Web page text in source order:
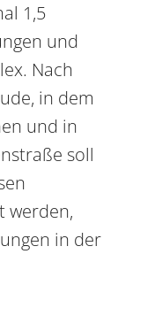
1,5
und
Nach
in dem
und in
soll
werden,
in der